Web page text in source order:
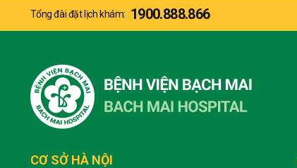
Tổng đài đặt lịch khám: 1900.888.866
CƠ SỞ HÀ NỘI